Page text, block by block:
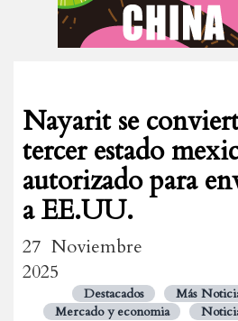
Nayarit se
tercer estado
autorizado para
a EE.UU.
27 Noviembre
2025
Destacados
Más
Mercado y economia